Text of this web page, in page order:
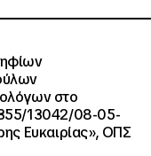
στο
13042/08-05-
Ευκαιρίας», ΟΠΣ